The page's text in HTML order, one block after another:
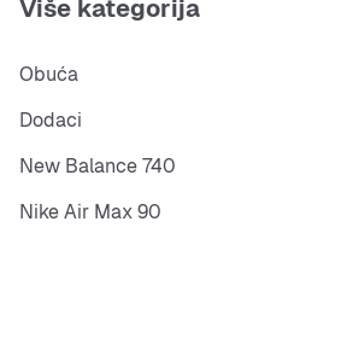
Više kategorija
Obuća
Dodaci
New Balance 740
Nike Air Max 90